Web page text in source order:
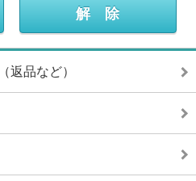
返品など）